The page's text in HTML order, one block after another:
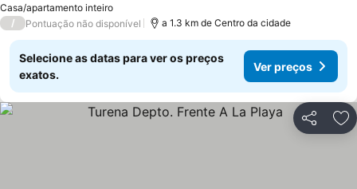
Casa/apartamento inteiro
/ Pontuação não disponível a 1.3 km de Centro da cidade
Selecione as datas para ver os preços
exatos.
Ver preços
Partilhar